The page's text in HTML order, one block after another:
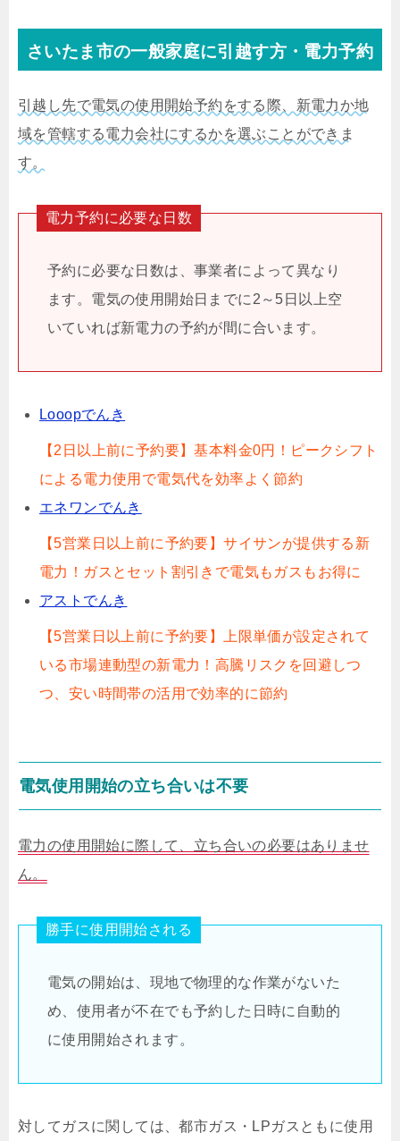
さいたま市の一般家庭に引越す方・電力予約
引越し先で電気の使用開始予約をする際、新電力か地
域を管轄する電力会社にするかを選ぶことができま
す。
電力予約に必要な日数
予約に必要な日数は、事業者によって異なり
ます。電気の使用開始日までに2～5日以上空
いていれば新電力の予約が間に合います。
Looopでんき
【2日以上前に予約要】基本料金0円！ピークシフト
による電力使用で電気代を効率よく節約
エネワンでんき
【5営業日以上前に予約要】サイサンが提供する新
電力！ガスとセット割引きで電気もガスもお得に
アストでんき
【5営業日以上前に予約要】上限単価が設定されて
いる市場連動型の新電力！高騰リスクを回避しつ
つ、安い時間帯の活用で効率的に節約
電気使用開始の立ち合いは不要
電力の使用開始に際して、立ち合いの必要はありませ
ん。
勝手に使用開始される
電気の開始は、現地で物理的な作業がないた
め、使用者が不在でも予約した日時に自動的
に使用開始されます。
対してガスに関しては、都市ガス・LPガスともに使用